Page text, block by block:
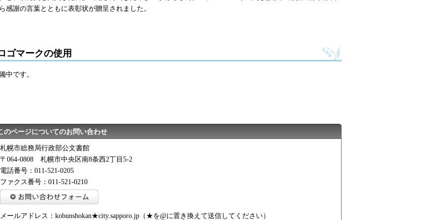
感謝の言葉とともに表彰状が贈呈されました。
ゴマークの使用
中です。
のページについてのお問い合わせ
札幌市総務局行政部公文書館
〒064-0808 札幌市中央区南8条西2丁目5-2
電話番号：011-521-0205
ファクス番号：011-521-0210
メールアドレス：kobunshokan★city.sapporo.jp（★を@に置き換えて送信してください）